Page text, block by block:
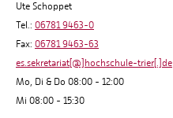
Ute Schoppet
Tel.: 06781 9463-0
Fax: 06781 9463-63
es.sekretariat[@]hochschule-trier[.]de
Mo, Di & Do 08:00 - 12:00
Mi 08:00 - 15:30